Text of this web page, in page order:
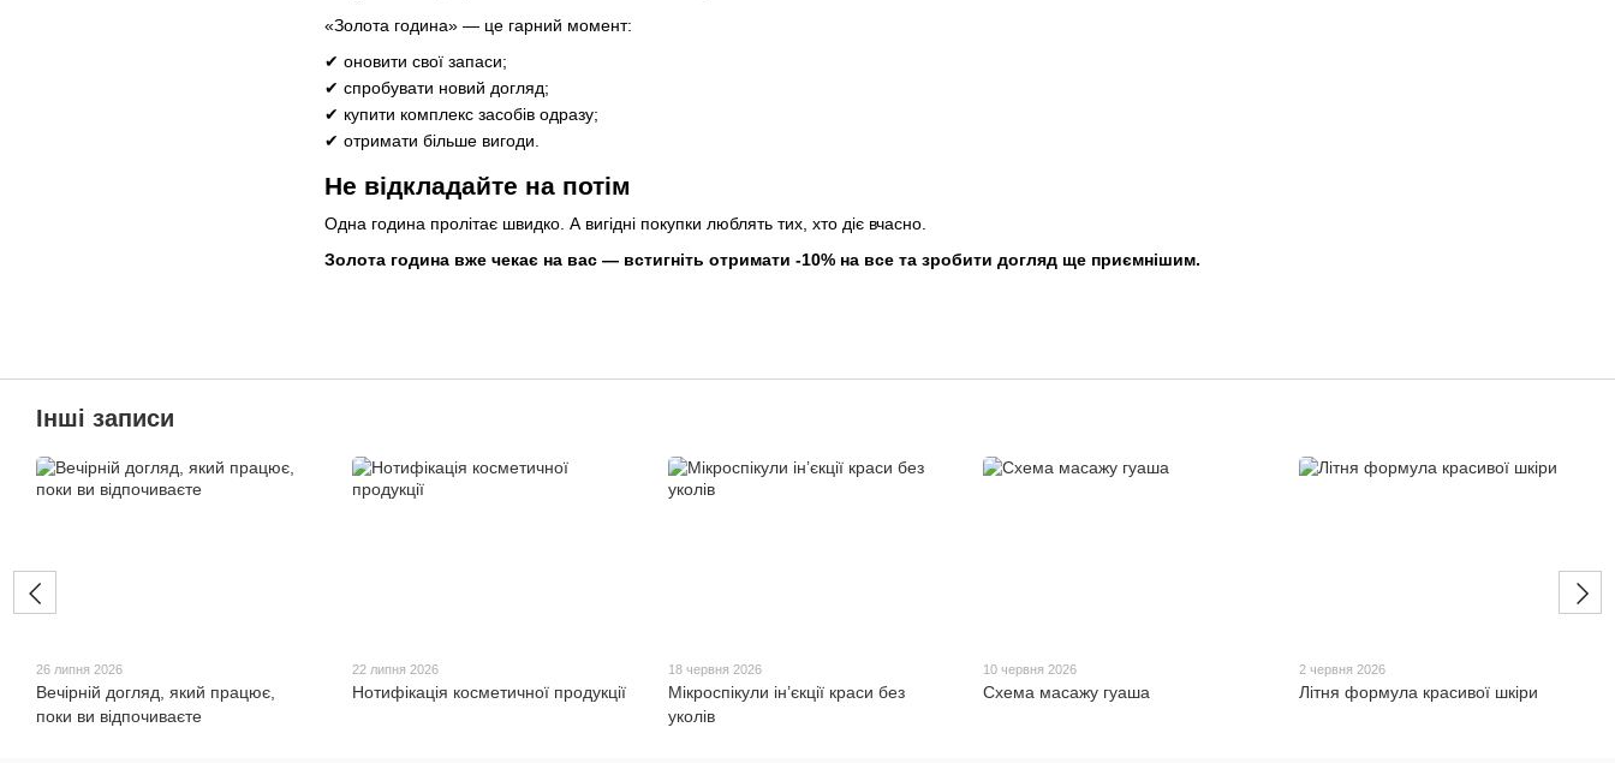
«Золота година» — це гарний момент:
✔ оновити свої запаси;
✔ спробувати новий догляд;
✔ купити комплекс засобів одразу;
✔ отримати більше вигоди.
Не відкладайте на потім
Одна година пролітає швидко. А вигідні покупки люблять тих, хто діє вчасно.
Золота година вже чекає на вас — встигніть отримати -10% на все та зробити догляд ще приємнішим.
Інші записи
26 липня 2026
Вечірній догляд, який працює,
поки ви відпочиваєте
22 липня 2026
Нотифікація косметичної продукції
18 червня 2026
Мікроспікули ін’єкції краси без
уколів
10 червня 2026
Схема масажу гуаша
2 червня 2026
Літня формула красивої шкіри